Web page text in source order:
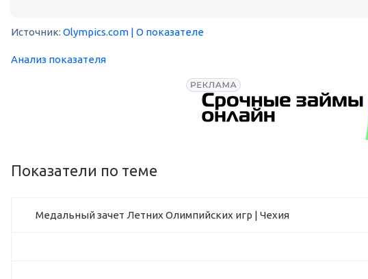
Источник: Olympics.com | О показателе
Анализ показателя
Показатели по теме
Медальный зачет Летних Олимпийских игр | Чехия